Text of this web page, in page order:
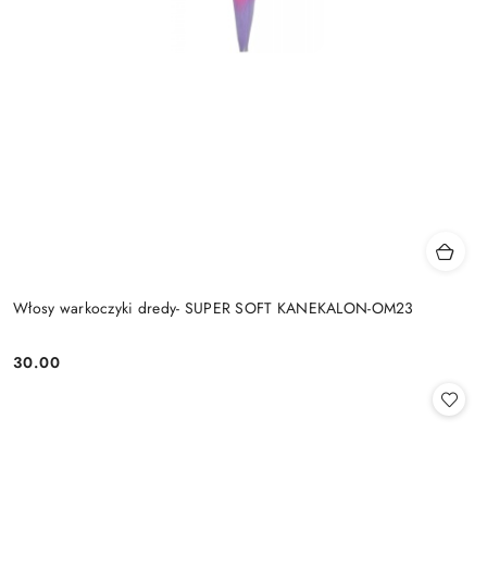
Włosy warkoczyki dredy- SUPER SOFT KANEKALON-OM23
Cena:
30.00